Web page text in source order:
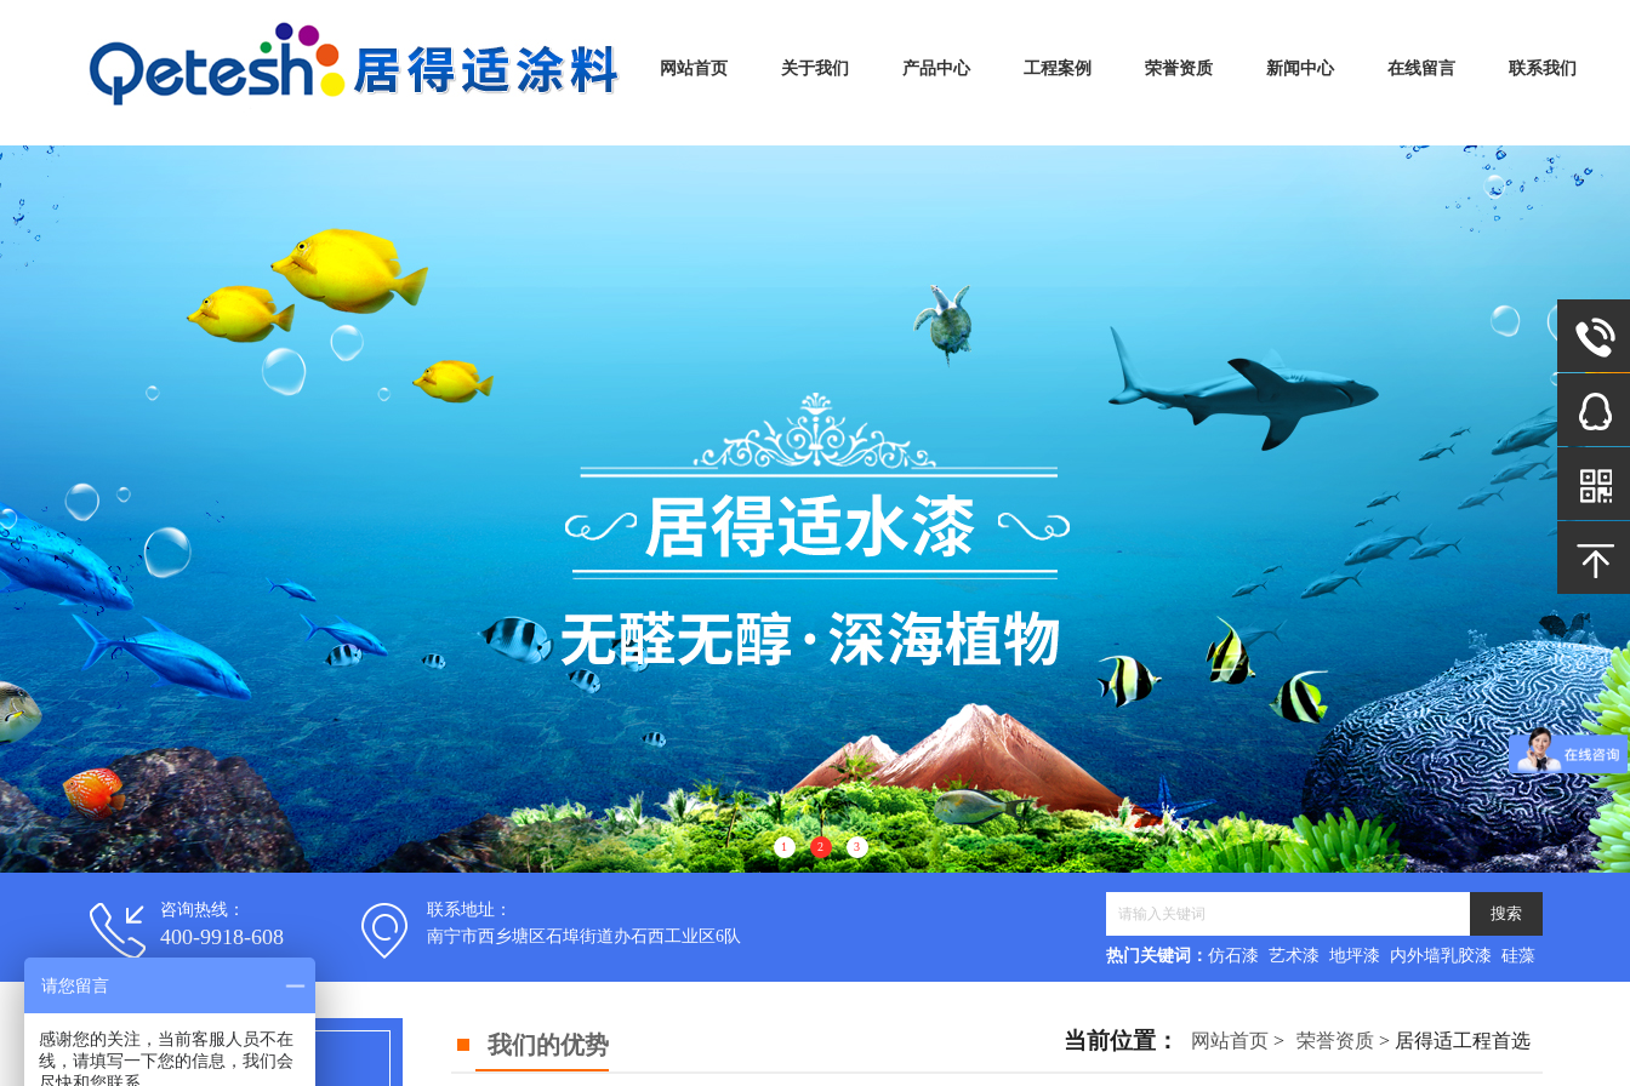
网站首页 关于我们 产品中心 工程案例 荣誉资质 新闻中心 在线留言 联系我们
1 2 3
咨询热线：
400-9918-608
联系地址：
南宁市西乡塘区石埠街道办石西工业区6队
热门关键词： 仿石漆 艺术漆 地坪漆 内外墙乳胶漆 硅藻
我们的优势
我们的优势 当前位置： 网站首页 > 荣誉资质 > 居得适工程首选
请您留言
感谢您的关注，当前客服人员不在
线，请填写一下您的信息，我们会